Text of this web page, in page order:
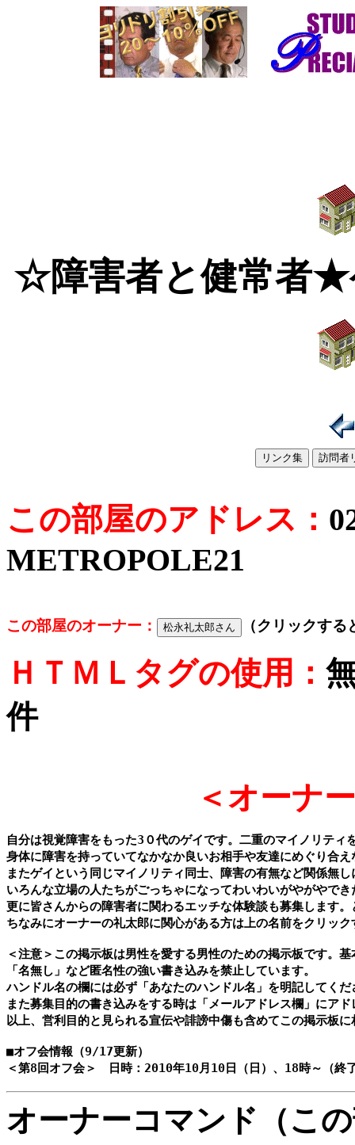
☆障害者と健常者
この部屋のアドレス：
METROPOLE21
この部屋のオーナー： （クリックす
ＨＴＭＬタグの使用：
件
＜オーナ
自分は視覚障害をもった3０代のゲイです。二重のマイノリテ
身体に障害を持っていてなかなか良いお相手や友達にめぐり合
またゲイという同じマイノリティ同士、障害の有無など関係無
いろんな立場の人たちがごっちゃになってわいわいがやがやで
更に皆さんからの障害者に関わるエッチな体験談も募集します
ちなみにオーナーの礼太郎に関心がある方は上の名前をクリッ
＜注意＞この掲示板は男性を愛する男性のための掲示板です。
「名無し」など匿名性の強い書き込みを禁止しています。
ハンドル名の欄には必ず「あなたのハンドル名」を明記してくだ
また募集目的の書き込みをする時は「メールアドレス欄」にア
以上、営利目的と見られる宣伝や誹謗中傷も含めてこの掲示板
■オフ会情報（9/17更新）
オーナーコマンド（こ